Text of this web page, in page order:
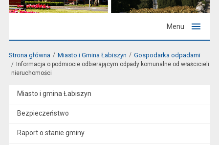
Menu
Strona główna Miasto i Gmina Łabiszyn Gospodarka odpadami
Informacja o podmiocie odbierającym odpady komunalne od właścicieli
nieruchomości
Miasto i gmina Łabiszyn
Bezpieczeństwo
Raport o stanie gminy